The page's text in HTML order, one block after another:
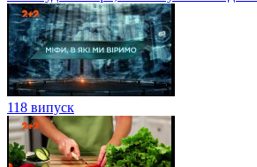
118 випуск